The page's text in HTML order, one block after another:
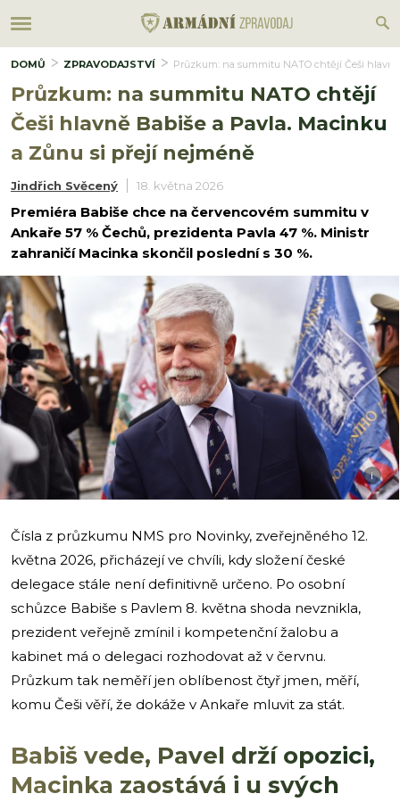
DOMŮ ZPRAVODAJSTVÍ Průzkum: na summitu NATO chtějí Češi
Průzkum: na summitu NATO chtějí
Češi hlavně Babiše a Pavla. Macinku
a Zůnu si přejí nejméně
Jindřich Svěcený 18. května 2026
Premiéra Babiše chce na červencovém summitu v
Ankaře 57 % Čechů, prezidenta Pavla 47 %. Ministr
zahraničí Macinka skončil poslední s 30 %.
i
Čísla z průzkumu NMS pro Novinky, zveřejněného 12.
května 2026, přicházejí ve chvíli, kdy složení české
delegace stále není definitivně určeno. Po osobní
schůzce Babiše s Pavlem 8. května shoda nevznikla,
prezident veřejně zmínil i kompetenční žalobu a
kabinet má o delegaci rozhodovat až v červnu.
Průzkum tak neměří jen oblíbenost čtyř jmen, měří,
komu Češi věří, že dokáže v Ankaře mluvit za stát.
Babiš vede, Pavel drží opozici,
Macinka zaostává i u svých